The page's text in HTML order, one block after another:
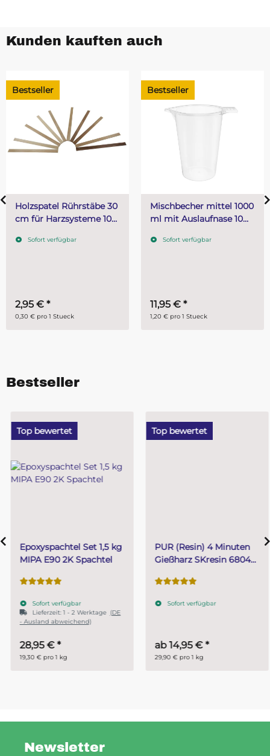
Kunden kauften auch
Bestseller
Holzspatel Rührstäbe 30
cm für Harzsysteme 10
Sofort verfügbar
2,95 € *
0,30 € pro 1 Stueck
Bestseller
Mischbecher mittel 1000
ml mit Auslaufnase 10
Sofort verfügbar
11,95 € *
1,20 € pro 1 Stueck
Bestseller
Top bewertet
Epoxyspachtel Set 1,5 kg
MIPA E90 2K Spachtel
Sofort verfügbar
Lieferzeit:1 - 2 Werktage(DE
- Ausland abweichend)
28,95 €*
19,30 € pro 1 kg
Top bewertet
PUR (Resin) 4 Minuten
Gießharz SKresin 6804
Sofort verfügbar
ab14,95 €*
29,90 € pro 1 kg
Newsletter